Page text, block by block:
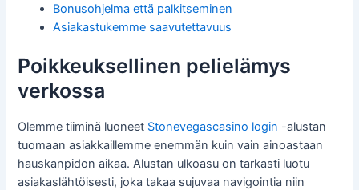
Bonusohjelma että palkitseminen
Asiakastukemme saavutettavuus
Poikkeuksellinen pelielämys
verkossa
Olemme tiiminä luoneet Stonevegascasino login -alustan
tuomaan asiakkaillemme enemmän kuin vain ainoastaan
hauskanpidon aikaa. Alustan ulkoasu on tarkasti luotu
asiakaslähtöisesti, joka takaa sujuvaa navigointia niin